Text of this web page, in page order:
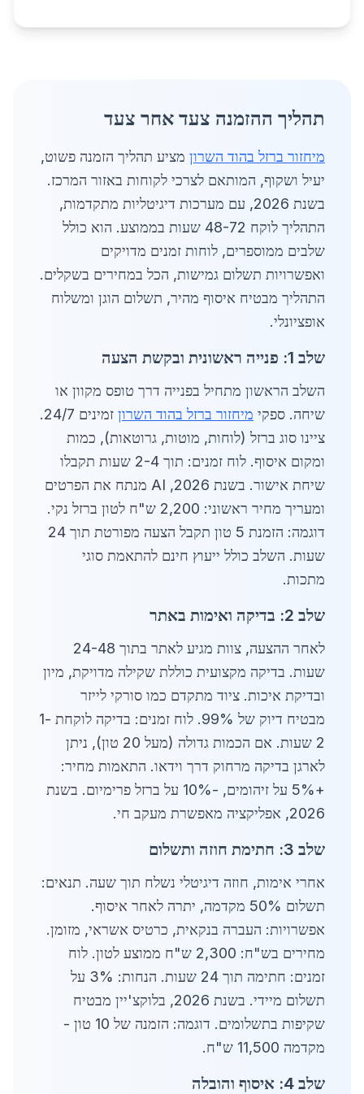
תהליך ההזמנה צעד אחר צעד
מיחזור ברזל בהוד השרון מציע תהליך הזמנה פשוט,
יעיל ושקוף, המותאם לצרכי לקוחות באזור המרכז.
בשנת 2026, עם מערכות דיגיטליות מתקדמות,
התהליך לוקח 48-72 שעות בממוצע. הוא כולל
שלבים ממוספרים, לוחות זמנים מדויקים
ואפשרויות תשלום גמישות, הכל במחירים בשקלים.
התהליך מבטיח איסוף מהיר, תשלום הוגן ומשלוח
אופציונלי.
שלב 1: פנייה ראשונית ובקשת הצעה
השלב הראשון מתחיל בפנייה דרך טופס מקוון או
שיחה. ספקי מיחזור ברזל בהוד השרון
זמינים 24/7.
ציינו סוג ברזל (לוחות, מוטות, גרוטאות), כמות
ומקום איסוף. לוח זמנים: תוך 2-4 שעות תקבלו
שיחת אישור. בשנת 2026, AI מנתח את הפרטים
ומעריך מחיר ראשוני: 2,200 ש"ח לטון ברזל נקי.
דוגמה: הזמנת 5 טון תקבל הצעה מפורטת תוך 24
שעות. השלב כולל ייעוץ חינם להתאמת סוגי
מתכות.
שלב 2: בדיקה ואימות באתר
לאחר ההצעה, צוות מגיע לאתר בתוך 24-48
שעות. בדיקה מקצועית כוללת שקילה מדויקת, מיון
ובדיקת איכות. ציוד מתקדם כמו סורקי לייזר
מבטיח דיוק של 99%. לוח זמנים: בדיקה לוקחת 1-
2 שעות. אם הכמות גדולה (מעל 20 טון), ניתן
לארגן בדיקה מרחוק דרך וידאו. התאמות מחיר:
+5% על זיהומים, -10% על ברזל פרימיום. בשנת
2026, אפליקציה מאפשרת מעקב חי.
שלב 3: חתימת חוזה ותשלום
אחרי אימות, חוזה דיגיטלי נשלח תוך שעה. תנאים:
תשלום 50% מקדמה, יתרה לאחר איסוף.
אפשרויות: העברה בנקאית, כרטיס אשראי, מזומן.
מחירים בש"ח: 2,300 ש"ח ממוצע לטון. לוח
זמנים: חתימה תוך 24 שעות. הנחות: 3% על
תשלום מיידי. בשנת 2026, בלוקצ'יין מבטיח
שקיפות בתשלומים. דוגמה: הזמנה של 10 טון -
מקדמה 11,500 ש"ח.
שלב 4: איסוף והובלה